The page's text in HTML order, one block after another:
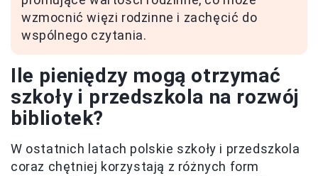
wzmocnić więzi rodzinne i zachęcić do
wspólnego czytania.
Ile pieniędzy mogą otrzymać
szkoły i przedszkola na rozwój
bibliotek?
W ostatnich latach polskie szkoły i przedszkola
coraz chętniej korzystają z różnych form